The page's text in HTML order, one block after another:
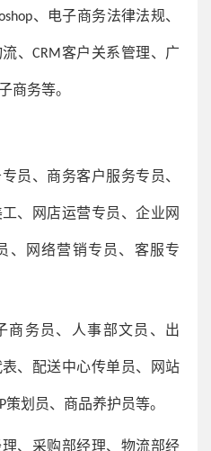
、 电子商务法律法规、
流、CRM客户关系管理、 广
商务等。
员、商务客户服务专员、
、网店运营专员、企业网
、网络营销专员、客服专
商务员、人事部文员、出
、配送中心传单员、网站
策划员、商品养护员等。
、采购部经理、物流部经